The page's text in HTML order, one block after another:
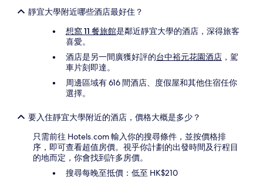
靜宜大學附近哪些酒店最好住？
想窩 11 餐旅館是鄰近靜宜大學的酒店，深得旅客
喜愛。
酒店是另一間廣獲好評的台中裕元花園酒店 ，駕
車片刻即達。
周邊區域有 616 間酒店、度假屋和其他住宿任你
選擇。
要入住靜宜大學附近的酒店，價格大概是多少？
只需前往 Hotels.com 輸入你的搜尋條件，並按價格排
序，即可查看超值房價。視乎你計劃的出發時間及行程目
的地而定，你會找到許多房價。
搜尋每晚至抵價：低至 HK$210